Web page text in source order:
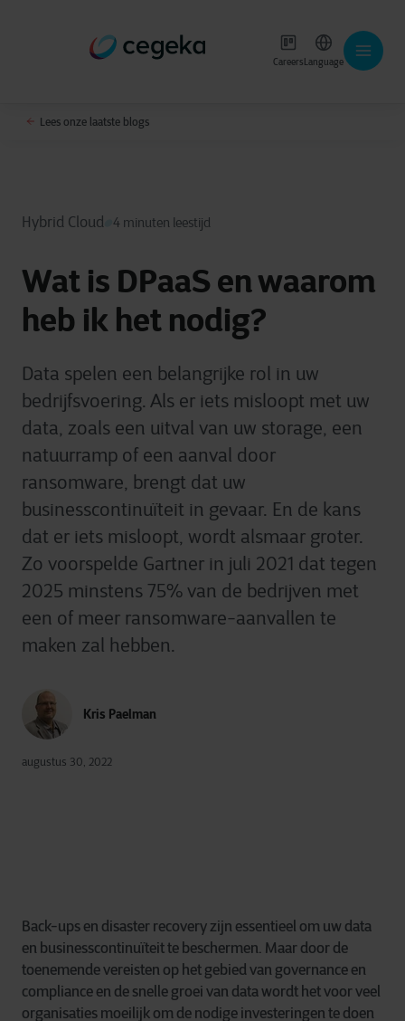
CareersLanguage
Lees onze laatste blogs
Hybrid Cloud 4 minuten leestijd
Wat is DPaaS en waarom
heb ik het nodig?
Data spelen een belangrijke rol in uw
bedrijfsvoering. Als er iets misloopt met uw
data, zoals een uitval van uw storage, een
natuurramp of een aanval door
ransomware, brengt dat uw
businesscontinuïteit in gevaar. En de kans
dat er iets misloopt, wordt alsmaar groter.
Zo voorspelde Gartner in juli 2021 dat tegen
2025 minstens 75% van de bedrijven met
een of meer ransomware-aanvallen te
maken zal hebben.
Kris Paelman
augustus 30, 2022
Back-ups en disaster recovery zijn essentieel om uw data
en businesscontinuïteit te beschermen. Maar door de
toenemende vereisten op het gebied van governance en
compliance en de snelle groei van data wordt het voor veel
organisaties moeilijk om de nodige investeringen te doen